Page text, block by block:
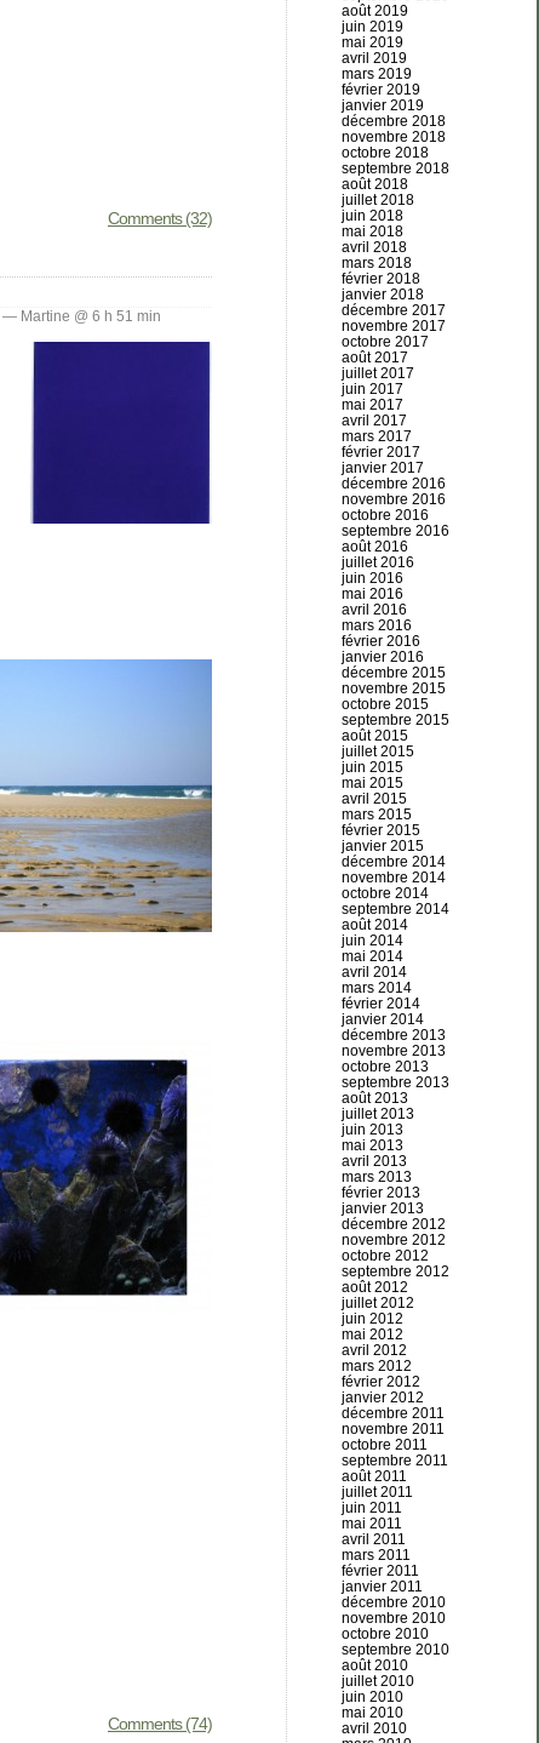
Comments (32)
— Martine @ 6 h 51 min
Comments (74)
août 2019
juin 2019
mai 2019
avril 2019
mars 2019
février 2019
janvier 2019
décembre 2018
novembre 2018
octobre 2018
septembre 2018
août 2018
juillet 2018
juin 2018
mai 2018
avril 2018
mars 2018
février 2018
janvier 2018
décembre 2017
novembre 2017
octobre 2017
août 2017
juillet 2017
juin 2017
mai 2017
avril 2017
mars 2017
février 2017
janvier 2017
décembre 2016
novembre 2016
octobre 2016
septembre 2016
août 2016
juillet 2016
juin 2016
mai 2016
avril 2016
mars 2016
février 2016
janvier 2016
décembre 2015
novembre 2015
octobre 2015
septembre 2015
août 2015
juillet 2015
juin 2015
mai 2015
avril 2015
mars 2015
février 2015
janvier 2015
décembre 2014
novembre 2014
octobre 2014
septembre 2014
août 2014
juin 2014
mai 2014
avril 2014
mars 2014
février 2014
janvier 2014
décembre 2013
novembre 2013
octobre 2013
septembre 2013
août 2013
juillet 2013
juin 2013
mai 2013
avril 2013
mars 2013
février 2013
janvier 2013
décembre 2012
novembre 2012
octobre 2012
septembre 2012
août 2012
juillet 2012
juin 2012
mai 2012
avril 2012
mars 2012
février 2012
janvier 2012
décembre 2011
novembre 2011
octobre 2011
septembre 2011
août 2011
juillet 2011
juin 2011
mai 2011
avril 2011
mars 2011
février 2011
janvier 2011
décembre 2010
novembre 2010
octobre 2010
septembre 2010
août 2010
juillet 2010
juin 2010
mai 2010
avril 2010